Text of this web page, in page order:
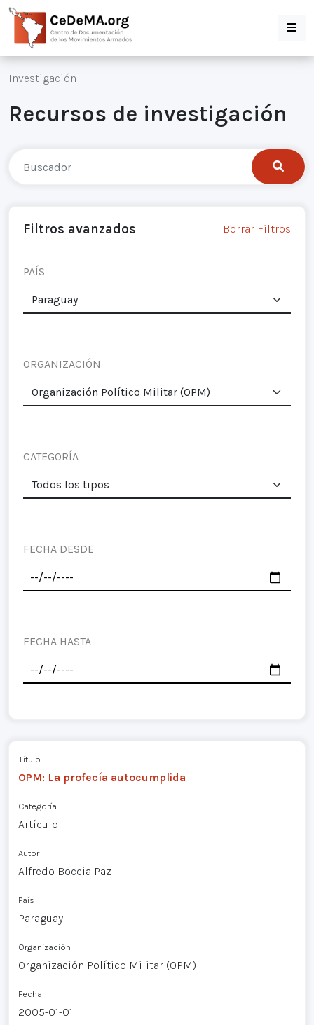
Investigación
Recursos de investigación
Filtros avanzados Borrar Filtros
PAÍS
ORGANIZACIÓN
CATEGORÍA
FECHA DESDE
FECHA HASTA
Título
OPM: La profecía autocumplida
Categoría
Artículo
Autor
Alfredo Boccia Paz
País
Paraguay
Organización
Organización Político Militar (OPM)
Fecha
2005-01-01